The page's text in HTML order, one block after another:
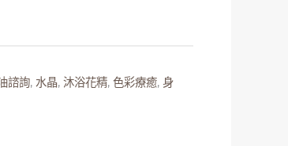
諮詢,水晶,沐浴花精,色彩療癒,身